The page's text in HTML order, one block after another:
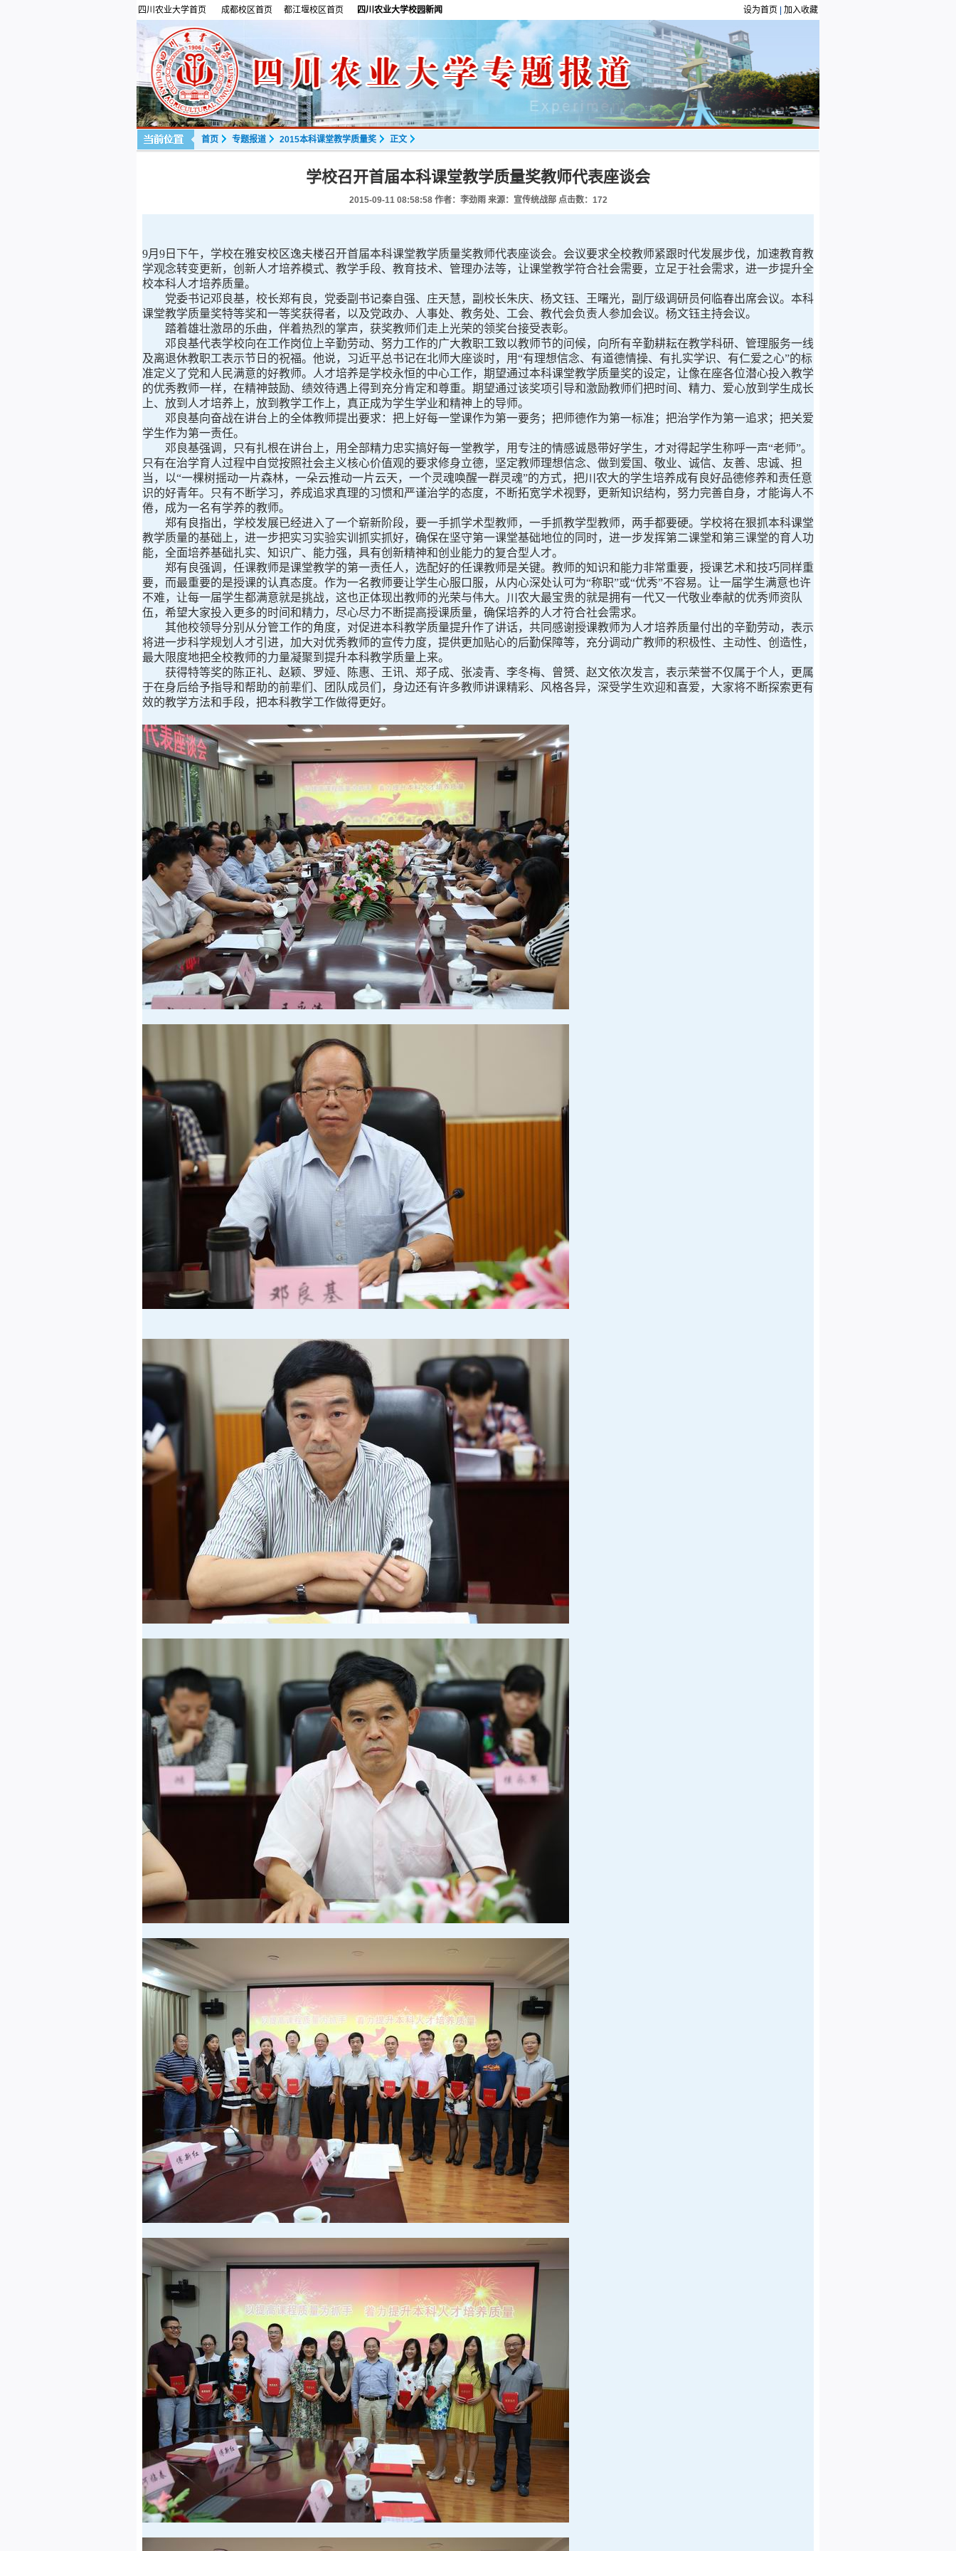
四川农业大学首页 成都校区首页 都江堰校区首页 四川农业大学校园新闻 设为首页 加入收藏
首页 专题报道 2015本科课堂教学质量奖 正文
学校召开首届本科课堂教学质量奖教师代表座谈会
2015-09-11 08:58:58作者：李劲雨 来源：宣传统战部 点击数： 172
9月 9 日 下午，学校在雅安校区逸夫楼召开首届本科课堂教学质量奖教师代表座谈会。会议要求全校教师紧跟时代发展步伐，加速教育教
学观念转变更新，创新人才培养模式、教学手段、教育技术、管理办法等，让课堂教学符合社会需要，立足于社会需求，进一步提升全
校本科人才培养质量。
党委书记邓良基，校长郑有良，党委副书记秦自强、庄天慧，副校长朱庆、杨文钰、王曙光，副厅级调研员何临春出席会议。本科
课堂教学质量奖特等奖和一等奖获得者，以及党政办、人事处、教务处、工会、教代会负责人参加会议。杨文钰主持会议。
踏着雄壮激昂的乐曲，伴着热烈的掌声，获奖教师们走上光荣的领奖台接受表彰。
邓良基代表学校向在工作岗位上辛勤劳动、努力工作的广大教职工致以教师节的问候，向所有辛勤耕耘在教学科研、管理服务一线
及离退休教职工表示节日的祝福。他说，习近平总书记在北师大座谈时，用“有理想信念、有道德情操、有扎实学识、有仁爱之心”的标
准定义了党和人民满意的好教师。人才培养是学校永恒的中心工作，期望通过本科课堂教学质量奖的设定，让像在座各位潜心投入教学
的优秀教师一样，在精神鼓励、绩效待遇上得到充分肯定和尊重。期望通过该奖项引导和激励教师们把时间、精力、爱心放到学生成长
上、放到人才培养上，放到教学工作上，真正成为学生学业和精神上的导师。
邓良基向奋战在讲台上的全体教师提出要求：把上好每一堂课作为第一要务；把师德作为第一标准；把治学作为第一追求；把关爱
学生作为第一责任。
邓良基强调，只有扎根在讲台上，用全部精力忠实搞好每一堂教学，用专注的情感诚恳带好学生，才对得起学生称呼一声“老师”。
只有在治学育人过程中自觉按照社会主义核心价值观的要求修身立德，坚定教师理想信念、做到爱国、敬业、诚信、友善、忠诚、担
当，以“一棵树摇动一片森林，一朵云推动一片云天，一个灵魂唤醒一群灵魂”的方式，把川农大的学生培养成有良好品德修养和责任意
识的好青年。只有不断学习，养成追求真理的习惯和严谨治学的态度，不断拓宽学术视野，更新知识结构，努力完善自身，才能诲人不
倦，成为一名有学养的教师。
郑有良指出，学校发展已经进入了一个崭新阶段，要一手抓学术型教师，一手抓教学型教师，两手都要硬。学校将在狠抓本科课堂
教学质量的基础上，进一步把实习实验实训抓实抓好，确保在坚守第一课堂基础地位的同时，进一步发挥第二课堂和第三课堂的育人功
能，全面培养基础扎实、知识广、能力强，具有创新精神和创业能力的复合型人才。
郑有良强调，任课教师是课堂教学的第一责任人，选配好的任课教师是关键。教师的知识和能力非常重要，授课艺术和技巧同样重
要，而最重要的是授课的认真态度。作为一名教师要让学生心服口服，从内心深处认可为“称职”或“优秀”不容易。让一届学生满意也许
不难，让每一届学生都满意就是挑战，这也正体现出教师的光荣与伟大。川农大最宝贵的就是拥有一代又一代敬业奉献的优秀师资队
伍，希望大家投入更多的时间和精力，尽心尽力不断提高授课质量，确保培养的人才符合社会需求。
其他校领导分别从分管工作的角度，对促进本科教学质量提升作了讲话，共同感谢授课教师为人才培养质量付出的辛勤劳动，表示
将进一步科学规划人才引进，加大对优秀教师的宣传力度，提供更加贴心的后勤保障等，充分调动广教师的积极性、主动性、创造性，
最大限度地把全校教师的力量凝聚到提升本科教学质量上来。
获得特等奖的陈正礼、赵颖、罗娅、陈惠、王讯、郑子成、张凌青、李冬梅、曾赟、赵文依次发言，表示荣誉不仅属于个人，更属
于在身后给予指导和帮助的前辈们、团队成员们，身边还有许多教师讲课精彩、风格各异，深受学生欢迎和喜爱，大家将不断探索更有
效的教学方法和手段，把本科教学工作做得更好。